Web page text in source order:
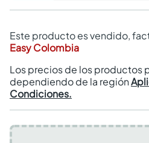
Este producto es vendido,
Easy Colombia
Los precios de los productos
dependiendo de la región
Condiciones.